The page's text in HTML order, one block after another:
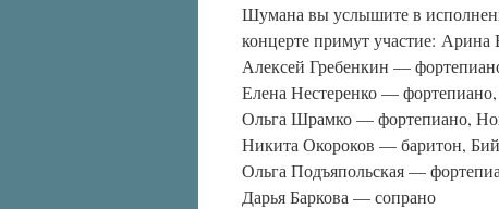
Шумана вы услышите в
концерте примут участие:
Алексей Гребенкин —
Елена Нестеренко —
Ольга Шрамко — фортепиано,
Никита Окороков — баритон,
Ольга Подъяпольская —
Дарья Баркова — сопрано